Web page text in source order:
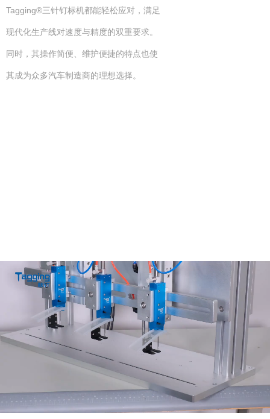
Tagging®三针钉标机都能轻松应对，满足
现代化生产线对速度与精度的双重要求。
同时，其操作简便、维护便捷的特点也使
其成为众多汽车制造商的理想选择。